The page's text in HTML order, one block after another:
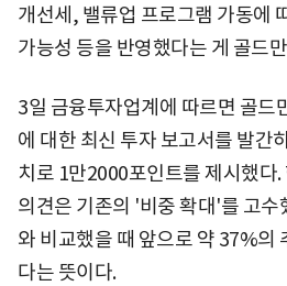
개선세, 밸류업 프로그램 가동에
가능성 등을 반영했다는 게 골드
3일 금융투자업계에 따르면 골드
에 대한 최신 투자 보고서를 발간
치로 1만2000포인트를 제시했다
의견은 기존의 '비중 확대'를 고수
와 비교했을 때 앞으로 약 37%의
다는 뜻이다.